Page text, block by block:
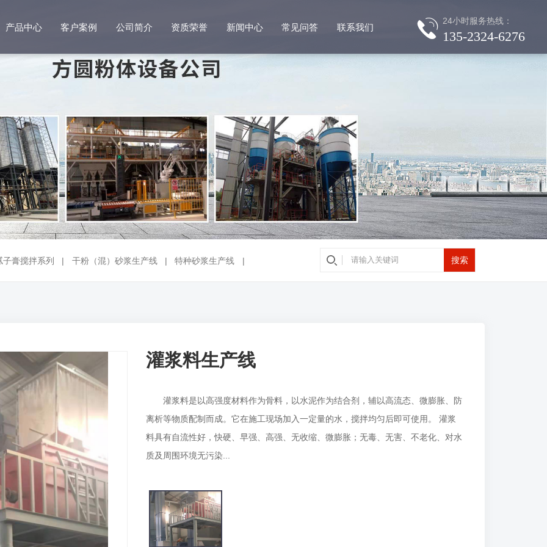
产品中心 客户案例 公司简介 资质荣誉 新闻中心 常见问答 联系我们
24小时服务热线：
135-2324-6276
子膏搅拌系列 | 干粉（混）砂浆生产线 | 特种砂浆生产线 |
灌浆料生产线
灌浆料是以高强度材料作为骨料，以水泥作为结合剂，辅以高流态、微膨胀、防
离析等物质配制而成。它在施工现场加入一定量的水，搅拌均匀后即可使用。 灌浆
料具有自流性好，快硬、早强、高强、无收缩、微膨胀；无毒、无害、不老化、对水
质及周围环境无污染...